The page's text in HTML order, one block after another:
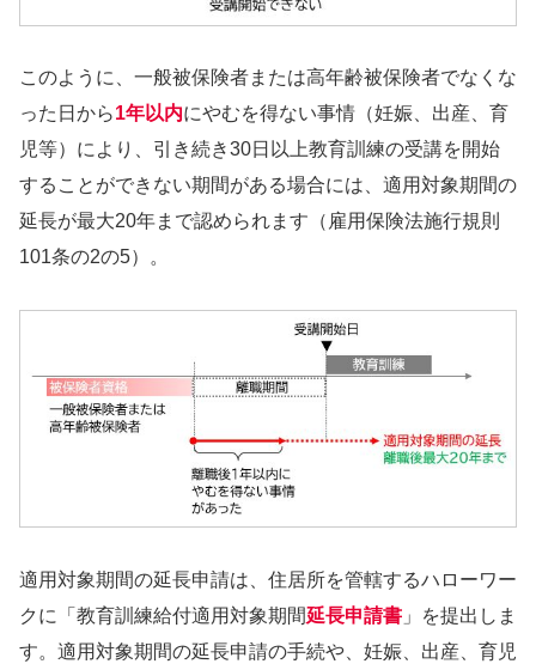
このように、一般被保険者または高年齢被保険者でなくな
った日から1年以内にやむを得ない事情（妊娠、出産、育
児等）により、引き続き30日以上教育訓練の受講を開始
することができない期間がある場合には、適用対象期間の
延長が最大20年まで認められます（雇用保険法施行規則
101条の2の5）。
適用対象期間の延長申請は、住居所を管轄するハローワー
クに「教育訓練給付適用対象期間延長申請書 」を提出しま
す。適用対象期間の延長申請の手続や、妊娠、出産、育児